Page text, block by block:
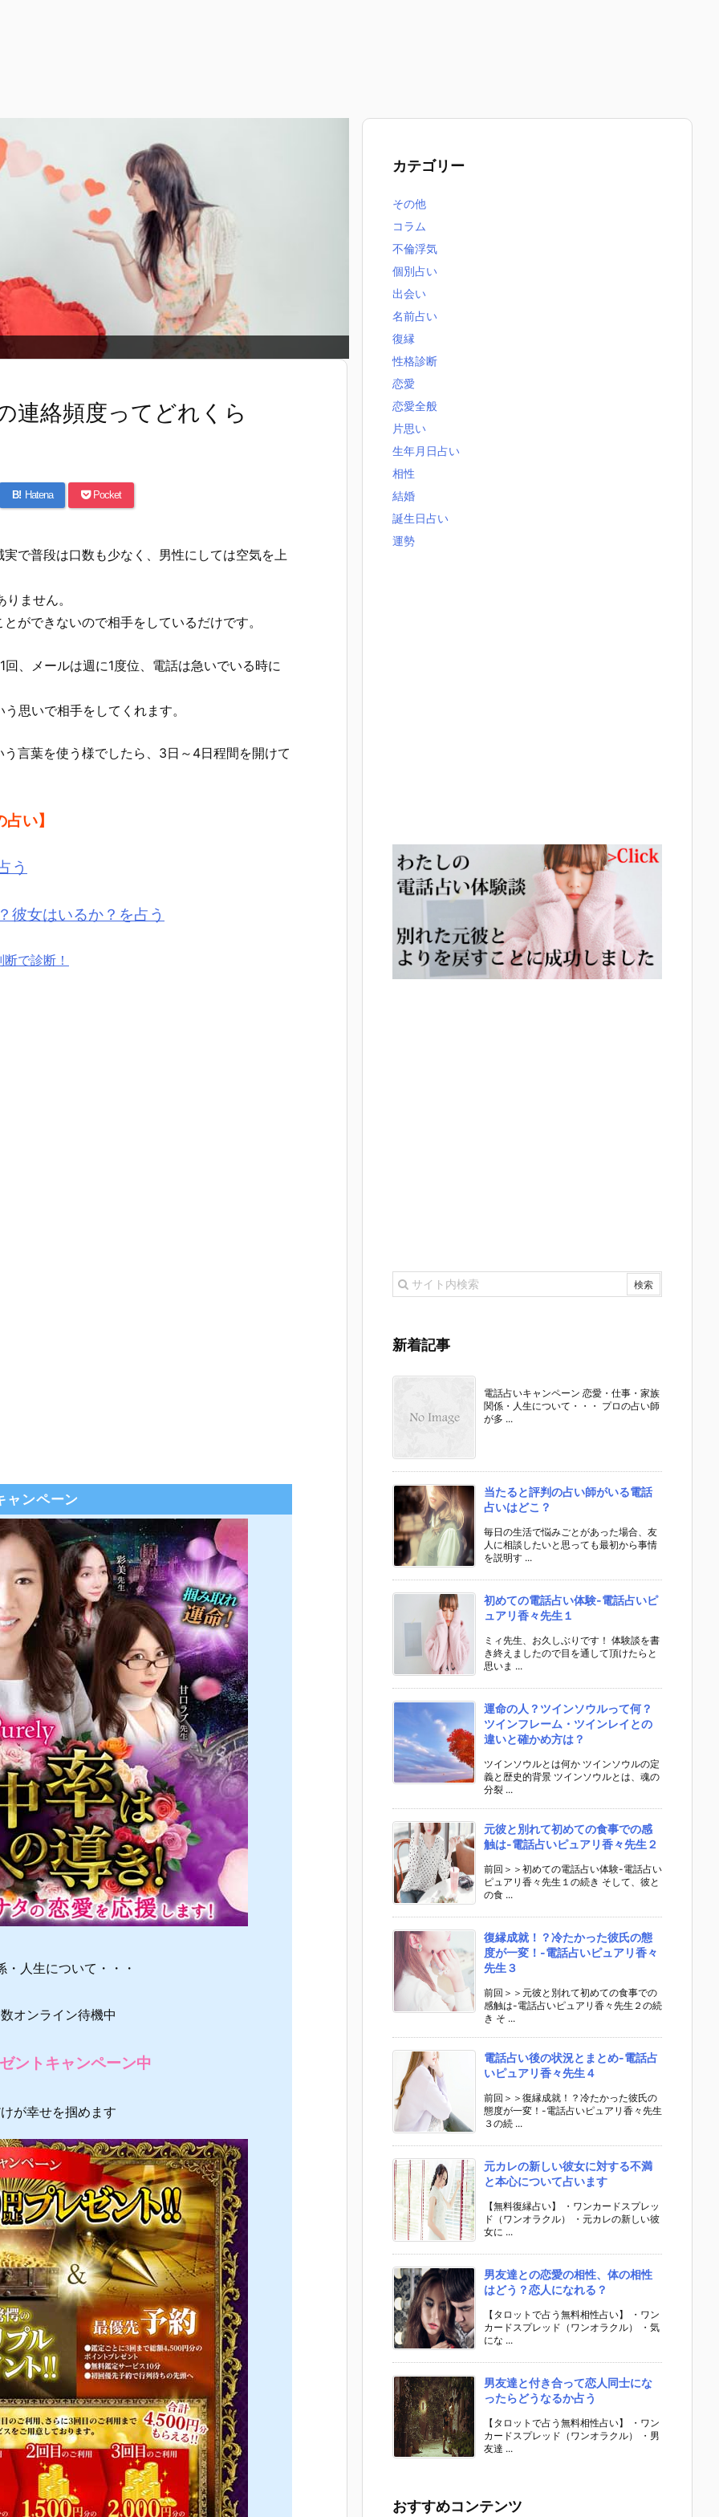
連絡頻度ってどれくら
B! Hatena Pocket
で普段は口数も少なく、男性にしては空気を上
ません。
ができないので相手をしているだけです。
、メールは週に1度位、電話は急いでいる時に
思いで相手をしてくれます。
言葉を使う様でしたら、3日～4日程間を開けて
い】
う
彼女はいるか？を占う
で診断！
ャンペーン
人生について・・・
オンライン待機中
ントキャンペーン中
が幸せを掴めます
カテゴリー
その他
コラム
不倫浮気
個別占い
出会い
名前占い
復縁
性格診断
恋愛
恋愛全般
片思い
生年月日占い
相性
結婚
誕生日占い
運勢
新着記事
電話占いキャンペーン 恋愛・仕事・家族
関係・人生について・・・ プロの占い師
が多 ...
当たると評判の占い師がいる電話
占いはどこ？
毎日の生活で悩みごとがあった場合、友
人に相談したいと思っても最初から事情
を説明す ...
初めての電話占い体験-電話占いピ
ュアリ香々先生１
ミィ先生、お久しぶりです！ 体験談を書
き終えましたので目を通して頂けたらと
思いま ...
運命の人？ツインソウルって何？
ツインフレーム・ツインレイとの
違いと確かめ方は？
ツインソウルとは何か ツインソウルの定
義と歴史的背景 ツインソウルとは、魂の
分裂 ...
元彼と別れて初めての食事での感
触は-電話占いピュアリ香々先生２
前回＞＞初めての電話占い体験-電話占い
ピュアリ香々先生１の続き そして、彼と
の食 ...
復縁成就！？冷たかった彼氏の態
度が一変！-電話占いピュアリ香々
先生３
前回＞＞元彼と別れて初めての食事での
感触は-電話占いピュアリ香々先生２の続
き そ ...
電話占い後の状況とまとめ-電話占
いピュアリ香々先生４
前回＞＞復縁成就！？冷たかった彼氏の
態度が一変！-電話占いピュアリ香々先生
３の続 ...
元カレの新しい彼女に対する不満
と本心について占います
【無料復縁占い】 ・ワンカードスプレッ
ド（ワンオラクル） ・元カレの新しい彼
女に ...
男友達との恋愛の相性、体の相性
はどう？恋人になれる？
【タロットで占う無料相性占い】 ・ワン
カードスプレッド（ワンオラクル） ・気
にな ...
男友達と付き合って恋人同士にな
ったらどうなるか占う
【タロットで占う無料相性占い】 ・ワン
カードスプレッド（ワンオラクル） ・男
友達 ...
おすすめコンテンツ